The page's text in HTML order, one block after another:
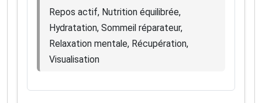
Repos actif, Nutrition équilibrée,
Hydratation, Sommeil réparateur,
Relaxation mentale, Récupération,
Visualisation